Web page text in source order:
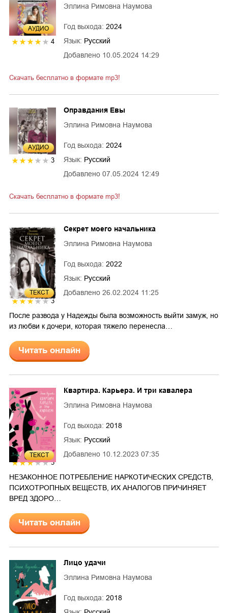
AУДИО
4
Добавлено 10.05.2024 14:29
Эллина Римовна Наумова
Год выхода: 2024
Язык: Русский
Скачать бесплатно в формате mp3!
AУДИО
3
Добавлено 07.05.2024 12:49
Оправдания Евы
Эллина Римовна Наумова
Год выхода: 2024
Язык: Русский
Скачать бесплатно в формате mp3!
ТЕКСТ
3
Добавлено 26.02.2024 11:25
Секрет моего начальника
Эллина Римовна Наумова
Год выхода: 2022
Язык: Русский
После развода у Надежды была возможность выйти замуж, но
из любви к дочери, которая тяжело перенесла…
Читать онлайн
ТЕКСТ
3
Добавлено 10.12.2023 07:35
Квартира. Карьера. И три кавалера
Эллина Римовна Наумова
Год выхода: 2018
Язык: Русский
НЕЗАКОННОЕ ПОТРЕБЛЕНИЕ НАРКОТИЧЕСКИХ СРЕДСТВ,
ПСИХОТРОПНЫХ ВЕЩЕСТВ, ИХ АНАЛОГОВ ПРИЧИНЯЕТ
ВРЕД ЗДОРО…
Читать онлайн
Лицо удачи
Эллина Римовна Наумова
Год выхода: 2018